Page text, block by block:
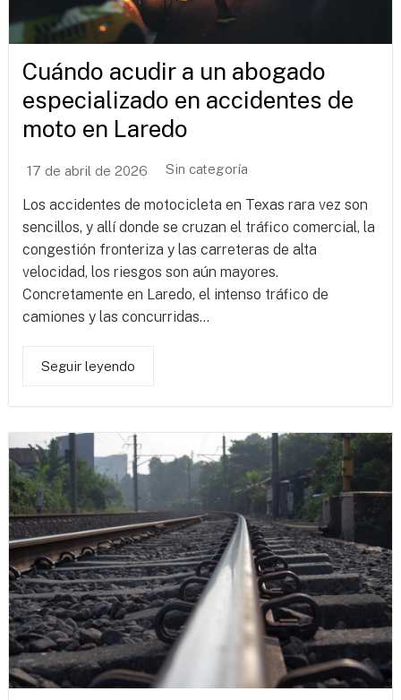
Cuándo acudir a un abogado
especializado en accidentes de
moto en Laredo
17 de abril de 2026 Sin categoría
Los accidentes de motocicleta en Texas rara vez son
sencillos, y allí donde se cruzan el tráfico comercial, la
congestión fronteriza y las carreteras de alta
velocidad, los riesgos son aún mayores.
Concretamente en Laredo, el intenso tráfico de
camiones y las concurridas...
Seguir leyendo